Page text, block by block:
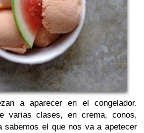
a aparecer en el congelador.
varias clases, en crema, conos,
sabemos el que nos va a apetecer